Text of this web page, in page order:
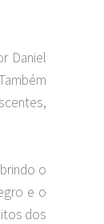
Daniel
o
e o
dos